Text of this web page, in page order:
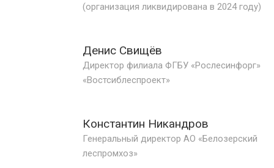
(организация ликвидирована в 2024 году)
Денис Свищёв
Директор филиала ФГБУ «Рослесинфорг»
«Востсиблеспроект»
Константин Никандров
Генеральный директор АО «Белозерский
леспромхоз»